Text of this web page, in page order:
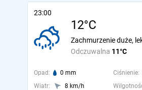
23:00
12°C
Odczuwalna 11°C
Zachmurzenie duże,
Opad: 0 mm Ciśnienie:
Wiatr:
8 km/h